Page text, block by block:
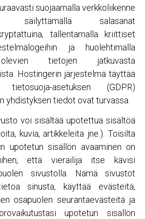
suojaamalla verkkoliikenne
säilyttämällä salasanat
tallentamalla kriittiset
ja huolehtimalla
tietojen jatkuvasta
Hostingerin järjestelmä täyttää
asetuksen (GDPR)
yhdistyksen tiedot ovat turvassa.
voi sisältää upotettua sisältöä
kuvia, artikkeleita jne.). Toisilta
upotetun sisällön avaaminen on
että vierailija itse kävisi
sivustolla. Nämä sivustot
sinusta, käyttää evästeitä,
osapuolen seurantaevästeitä ja
upotetun sisällön